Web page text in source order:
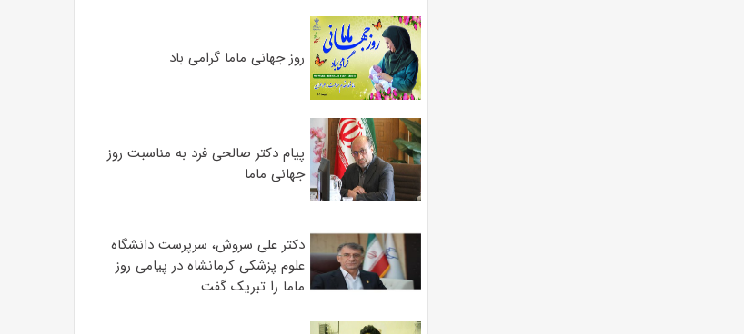
روز جهانی ماما گرامی باد
پیام دکتر صالحی فرد به مناسبت روز
جهانی ماما
دکتر علی سروش، سرپرست دانشگاه
علوم پزشکی کرمانشاه در پیامی روز
ماما را تبریک گفت